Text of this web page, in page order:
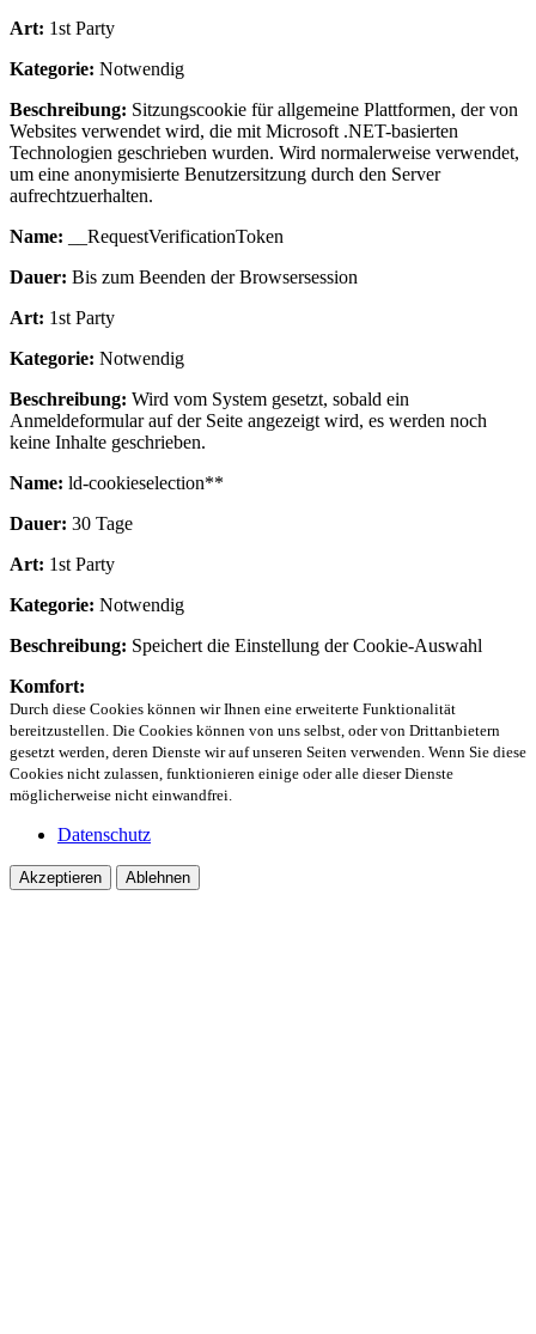
Art: 1st Party
Kategorie: Notwendig
Beschreibung: Sitzungscookie für allgemeine Plattformen, der von
Websites verwendet wird, die mit Microsoft .NET-basierten
Technologien geschrieben wurden. Wird normalerweise verwendet,
um eine anonymisierte Benutzersitzung durch den Server
aufrechtzuerhalten.
Name: __RequestVerificationToken
Dauer: Bis zum Beenden der Browsersession
Art: 1st Party
Kategorie: Notwendig
Beschreibung: Wird vom System gesetzt, sobald ein
Anmeldeformular auf der Seite angezeigt wird, es werden noch
keine Inhalte geschrieben.
Name: ld-cookieselection**
Dauer: 30 Tage
Art: 1st Party
Kategorie: Notwendig
Beschreibung: Speichert die Einstellung der Cookie-Auswahl
Komfort:
Durch diese Cookies können wir Ihnen eine erweiterte Funktionalität
bereitzustellen. Die Cookies können von uns selbst, oder von Drittanbietern
gesetzt werden, deren Dienste wir auf unseren Seiten verwenden. Wenn Sie diese
Cookies nicht zulassen, funktionieren einige oder alle dieser Dienste
möglicherweise nicht einwandfrei.
Datenschutz
Akzeptieren Ablehnen